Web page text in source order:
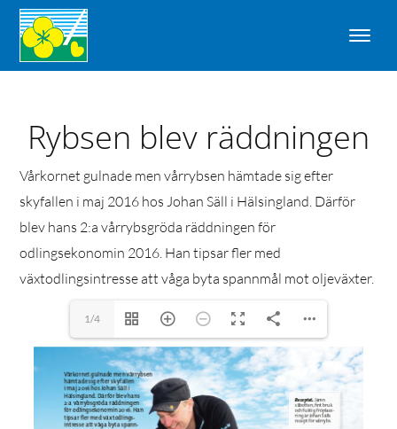
Rybsen blev räddningen
Vårkornet gulnade men vårrybsen hämtade sig efter
skyfallen i maj 2016 hos Johan Säll i Hälsingland. Därför
blev hans 2:a vårrybsgröda räddningen för
odlingsekonomin 2016. Han tipsar fler med
växtodlingsintresse att våga byta spannmål mot oljeväxter.
1/4